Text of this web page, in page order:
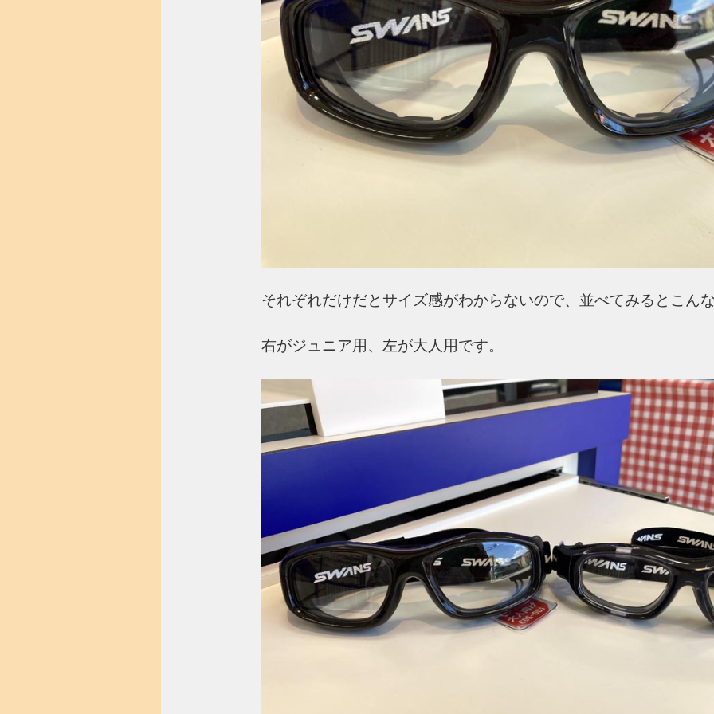
それぞれだけだとサイズ感がわからないので、並べてみるとこん
右がジュニア用、左が大人用です。